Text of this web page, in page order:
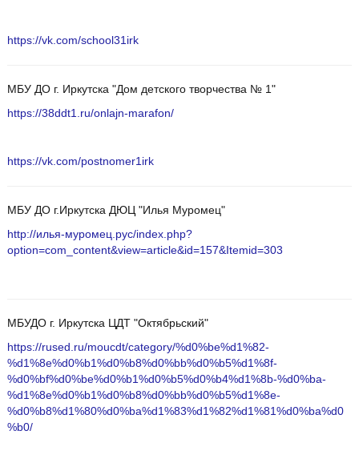
https://vk.com/school31irk
МБУ ДО г. Иркутска "Дом детского творчества № 1"
https://38ddt1.ru/onlajn-marafon/
https://vk.com/postnomer1irk
МБУ ДО г.Иркутска ДЮЦ "Илья Муромец"
http://илья-муромец.рус/index.php?
option=com_content&view=article&id=157&Itemid=303
МБУДО г. Иркутска ЦДТ "Октябрьский"
https://rused.ru/moucdt/category/%d0%be%d1%82-
%d1%8e%d0%b1%d0%b8%d0%bb%d0%b5%d1%8f-
%d0%bf%d0%be%d0%b1%d0%b5%d0%b4%d1%8b-%d0%ba-
%d1%8e%d0%b1%d0%b8%d0%bb%d0%b5%d1%8e-
%d0%b8%d1%80%d0%ba%d1%83%d1%82%d1%81%d0%ba%d0
%b0/